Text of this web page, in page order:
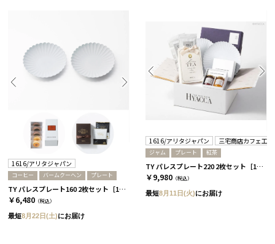
1616/アリタジャパン
コーヒー バームクーヘン プレート
TY パレスプレート160 2枚セット［1616/アリタジャパン］+バームクーヘン+コーヒー
￥6,480 （税込）
最短8月22日(土)にお届け
1616/アリタジャパン 三宅商店カフェ工房
ジャム プレート 紅茶
TY パレスプレート220 2枚セット［1616/アリタジャパン］+ジャムセット+紅茶
￥9,980 （税込）
最短8月11日(火)にお届け